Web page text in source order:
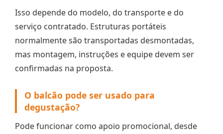
Isso depende do modelo, do transporte e do
serviço contratado. Estruturas portáteis
normalmente são transportadas desmontadas,
mas montagem, instruções e equipe devem ser
confirmadas na proposta.
O balcão pode ser usado para
degustação?
Pode funcionar como apoio promocional, desde